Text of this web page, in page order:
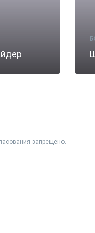
запрещено.